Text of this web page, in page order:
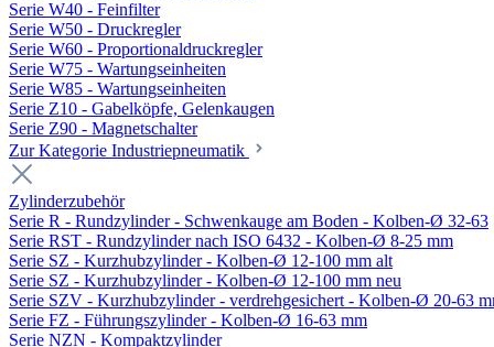
Serie W40 - Feinfilter
Serie W50 - Druckregler
Serie W60 - Proportionaldruckregler
Serie W75 - Wartungseinheiten
Serie W85 - Wartungseinheiten
Serie Z10 - Gabelköpfe, Gelenkaugen
Serie Z90 - Magnetschalter
Zur Kategorie Industriepneumatik
Zylinderzubehör
Serie R - Rundzylinder - Schwenkauge am Boden - Kolben-Ø 32-63
Serie RST - Rundzylinder nach ISO 6432 - Kolben-Ø 8-25 mm
Serie SZ - Kurzhubzylinder - Kolben-Ø 12-100 mm alt
Serie SZ - Kurzhubzylinder - Kolben-Ø 12-100 mm neu
Serie SZV - Kurzhubzylinder - verdrehgesichert - Kolben-Ø 20-63
Serie FZ - Führungszylinder - Kolben-Ø 16-63 mm
Serie NZN - Kompaktzylinder